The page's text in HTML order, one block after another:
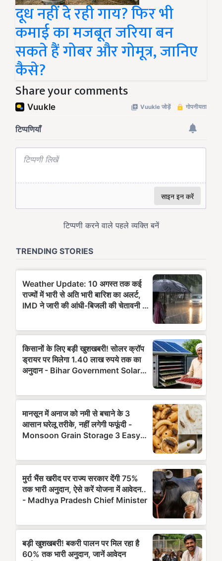
दूध नहीं दे रही गाय? फिर भी
कमाई का मजबूत जरिया बन
सकते हैं गोबर और गोमूत्र, जानिए
कैसे?
Share your comments